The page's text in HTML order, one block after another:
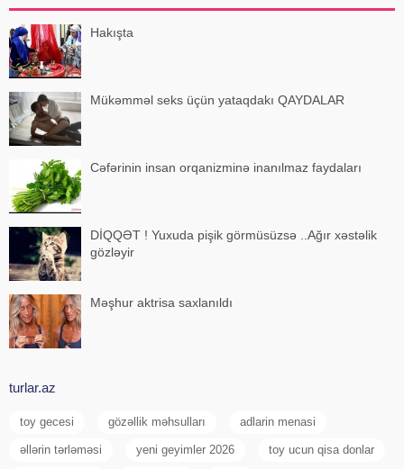
Hakışta
Mükəmməl seks üçün yataqdakı QAYDALAR
Cəfərinin insan orqanizminə inanılmaz faydaları
DİQQƏT ! Yuxuda pişik görmüsüzsə ..Ağır xəstəlik
gözləyir
Məşhur aktrisa saxlanıldı
turlar.az
toy gecesi gözəllik məhsulları adlarin menasi
əllərin tərləməsi yeni geyimler 2026 toy ucun qisa donlar